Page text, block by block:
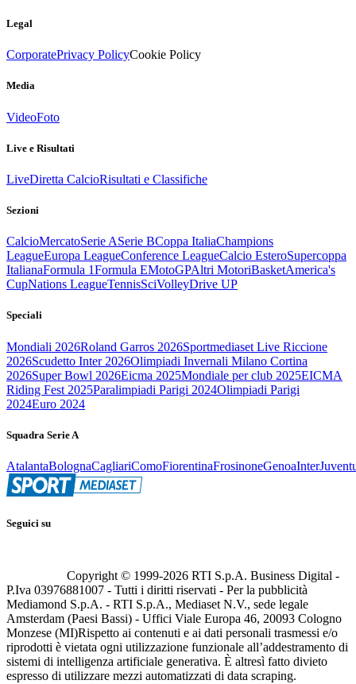
Legal
CorporatePrivacy PolicyCookie Policy
Media
VideoFoto
Live e Risultati
LiveDiretta CalcioRisultati e Classifiche
Sezioni
CalcioMercatoSerie ASerie BCoppa ItaliaChampions
LeagueEuropa LeagueConference LeagueCalcio EsteroSupercoppa
ItalianaFormula 1Formula EMotoGPAltri MotoriBasketAmerica's
CupNations LeagueTennisSciVolleyDrive UP
Speciali
Mondiali 2026Roland Garros 2026Sportmediaset Live Riccione
2026Scudetto Inter 2026Olimpiadi Invernali Milano Cortina
2026Super Bowl 2026Eicma 2025Mondiale per club 2025EICMA
Riding Fest 2025Paralimpiadi Parigi 2024Olimpiadi Parigi
2024Euro 2024
Squadra Serie A
AtalantaBolognaCagliariComoFiorentinaFrosinoneGenoaInter
Seguici su
Copyright © 1999-2026 RTI S.p.A. Business Digital -
P.Iva 03976881007 - Tutti i diritti riservati - Per la pubblicità
Mediamond S.p.A. - RTI S.p.A., Mediaset N.V., sede legale
Amsterdam (Paesi Bassi) - Uffici Viale Europa 46, 20093 Cologno
Monzese (MI)Rispetto ai contenuti e ai dati personali trasmessi e/o
riprodotti è vietata ogni utilizzazione funzionale all’addestramento di
sistemi di intelligenza artificiale generativa. È altresì fatto divieto
espresso di utilizzare mezzi automatizzati di data scraping.